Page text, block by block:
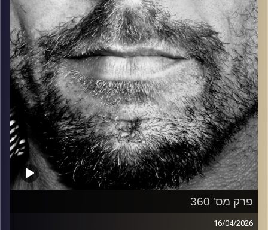
פרק מס' 360
16/04/2026